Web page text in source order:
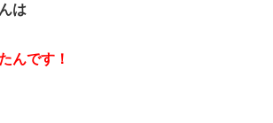
は
んです！